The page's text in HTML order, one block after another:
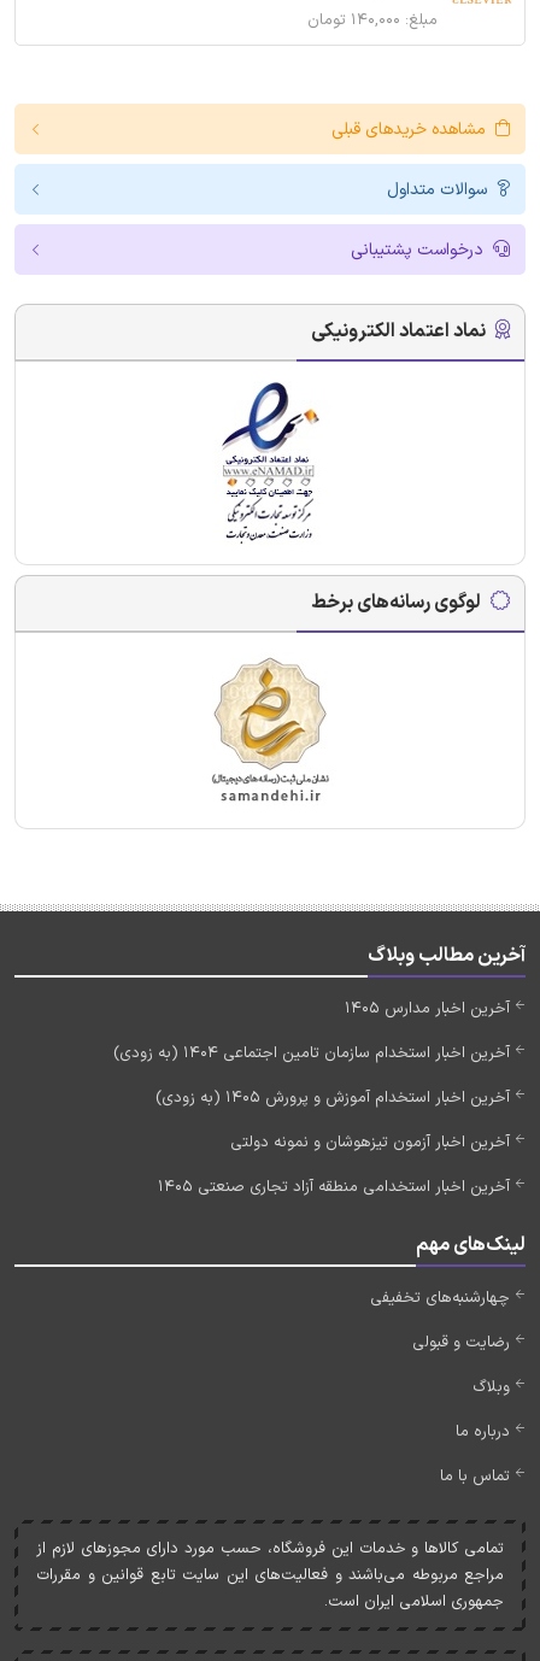
مبلغ: ۱۴۰,۰۰۰ تومان
مشاهده خریدهای قبلی
سوالات متداول
درخواست پشتیبانی
نماد اعتماد الکترونیکی
لوگوی رسانه‌های برخط
آخرین مطالب وبلاگ
آخرین اخبار مدارس 1405
آخرین اخبار استخدام سازمان تامین اجتماعی 1404 (به زودی)
آخرین اخبار استخدام آموزش و پرورش 1405 (به زودی)
آخرین اخبار آزمون تیزهوشان و نمونه دولتی
آخرین اخبار استخدامی منطقه آزاد تجاری صنعتی 1405
لینک‌های مهم
چهارشنبه‌های تخفیفی
رضایت و قبولی
وبلاگ
درباره ما
تماس با ما
تمامی کالاها و خدمات اين فروشگاه، حسب مورد دارای مجوزهای لازم از
مراجع مربوطه می‌باشند و فعاليت‌های اين سايت تابع قوانين و مقررات
جمهوری اسلامی ايران است.